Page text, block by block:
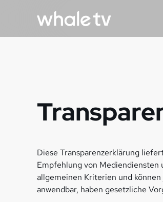
Diese Transparenzerklärung
Empfehlung von Mediendiensten
allgemeinen Kriterien und
anwendbar, haben gesetzliche